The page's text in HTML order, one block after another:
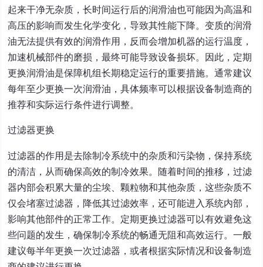
起来干净无杂质，长时间运行后的润滑油也可能因为高温和
高压的影响而发生化学变化，导致其性能下降。变质的润滑
油无法提供有效的润滑作用，反而会增加机器的运行温度，
加速机械部件的磨损，最终可能导致设备损坏。因此，定期
更换润滑油是保障机组长期稳定运行的重要措施。通常建议
每年至少更换一次润滑油，具体频率可以根据设备制造商的
推荐和实际运行条件进行调整。
过滤器更换
过滤器的作用是去除制冷系统中的杂质和污染物，保持系统
的清洁，从而确保高效的制冷效果。随着时间的推移，过滤
器内部会积累大量的尘埃、颗粒物和其他杂质，这些杂质不
仅会堵塞过滤器，降低其过滤效率，还可能进入系统内部，
影响其他部件的正常工作。定期更换过滤器可以有效避免这
些问题的发生，确保制冷系统的畅通无阻和高效运行。一般
建议每半年更换一次过滤器，或者根据实际情况和设备制造